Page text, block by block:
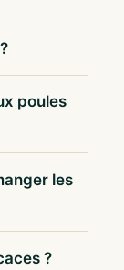
poules
les
?